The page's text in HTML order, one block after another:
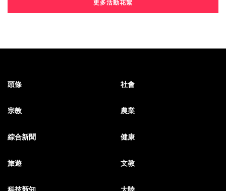
更多活動花絮
頭條 社會
宗教 農業
綜合新聞 健康
旅遊 文教